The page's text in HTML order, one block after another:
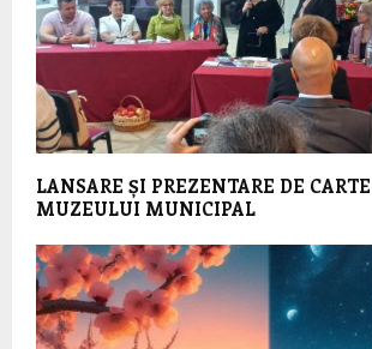
LANSARE ȘI PREZENTARE DE
MUZEULUI MUNICIPAL